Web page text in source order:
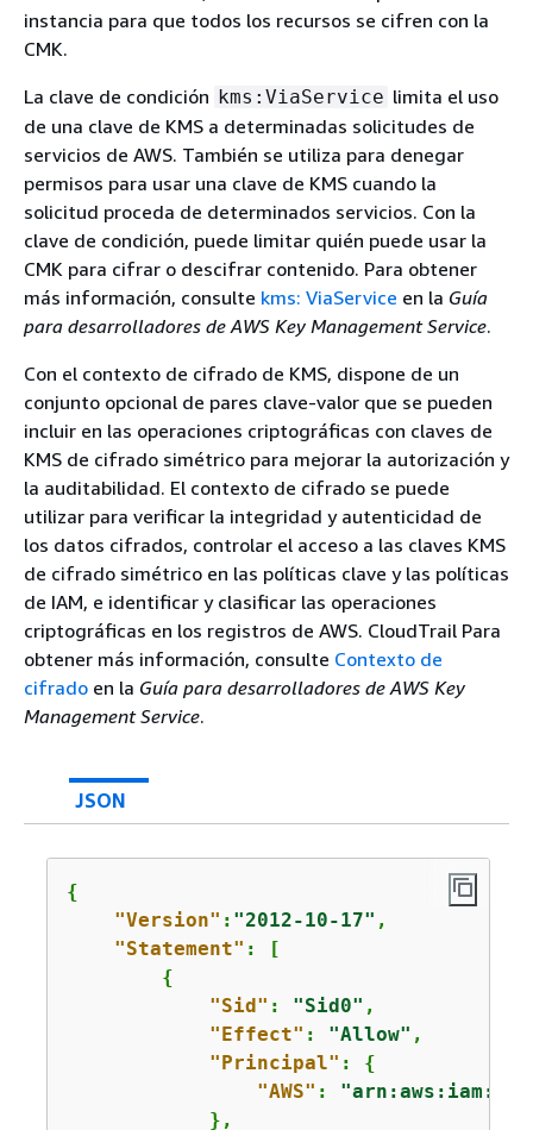
instancia para que todos los recursos se cifren con la
CMK.
La clave de condición kms:ViaService limita el uso
de una clave de KMS a determinadas solicitudes de
servicios de AWS. También se utiliza para denegar
permisos para usar una clave de KMS cuando la
solicitud proceda de determinados servicios. Con la
clave de condición, puede limitar quién puede usar la
CMK para cifrar o descifrar contenido. Para obtener
más información, consulte kms: ViaService en la Guía
para desarrolladores de AWS Key Management Service.
Con el contexto de cifrado de KMS, dispone de un
conjunto opcional de pares clave-valor que se pueden
incluir en las operaciones criptográficas con claves de
KMS de cifrado simétrico para mejorar la autorización y
la auditabilidad. El contexto de cifrado se puede
utilizar para verificar la integridad y autenticidad de
los datos cifrados, controlar el acceso a las claves KMS
de cifrado simétrico en las políticas clave y las políticas
de IAM, e identificar y clasificar las operaciones
criptográficas en los registros de AWS. CloudTrail Para
obtener más información, consulte Contexto de
cifrado en la Guía para desarrolladores de AWS Key
Management Service.
JSON
{
"Version" : "2012-10-17" ,
"Statement" : [
{
"Sid" : "Sid0" ,
"Effect" : "Allow" ,
"Principal" : {
"AWS" : "arn:aws:iam::
            },